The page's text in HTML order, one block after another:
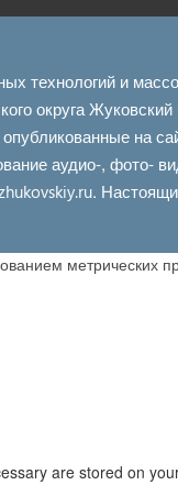
технологий и
округа Жуковский
на
аудио-, фото-
.
метрических
are stored on